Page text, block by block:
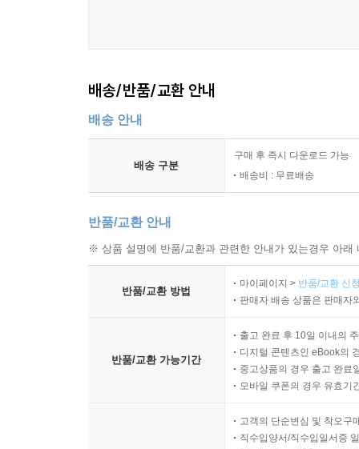
배송/반품/교환 안내
배송 안내
배송 구분
구매 후 즉시 다운로드 가능
배송비 : 무료배송
반품/교환 안내
※ 상품 설명에 반품/교환과 관련한 안내가 있는경우 아
반품/교환 방법
마이페이지 > 반품/교환 신
판매자 배송 상품은 판매자
반품/교환 가능기간
출고 완료 후 10일 이내의
디지털 콘텐츠인 eBook의
중고상품의 경우 출고 완료
모바일 쿠폰의 경우 유효기
고객의 단순변심 및 착오구
직수입양서/직수입일서중